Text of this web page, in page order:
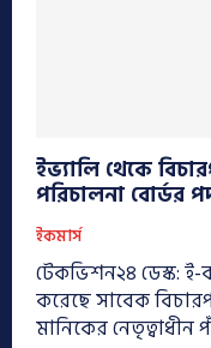
ইভ্যালি থেকে
পরিচালনা বোর্ডর
ইকমার্স
টেকভিশন২৪ ডেস্ক: ই-
করেছে সাবেক
মানিকের নেতৃত্বাধীন